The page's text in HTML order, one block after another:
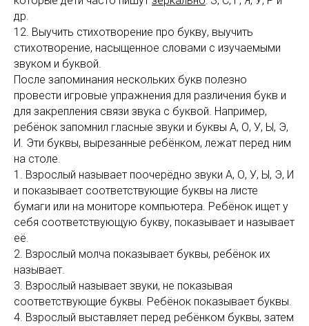
др.
12. Выучить стихотворение про букву, выучить
стихотворение, насыщенное словами с изучаемыми
звуком и буквой.
После запоминания нескольких букв полезно
провести игровые упражнения для различения букв и
для закрепления связи звука с буквой. Например,
ребёнок запомнил гласные звуки и буквы А, О, У, Ы, Э,
И. Эти буквы, вырезанные ребёнком, лежат перед ним
на столе.
1. Взрослый называет поочерёдно звуки А, О, У, Ы, Э, И
и показывает соответствующие буквы на листе
бумаги или на мониторе компьютера. Ребёнок ищет у
себя соответствующую букву, показывает и называет
её.
2. Взрослый молча показывает буквы, ребёнок их
называет.
3. Взрослый называет звуки, не показывая
соответствующие буквы. Ребёнок показывает буквы.
4. Взрослый выставляет перед ребёнком буквы, затем